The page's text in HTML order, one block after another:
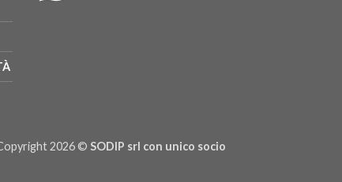
2026 © SODIP srl con unico socio